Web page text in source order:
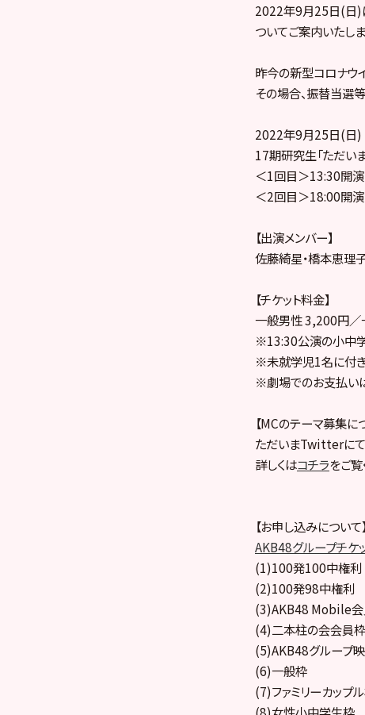
2022年9月25日(日)
ついてご案内いたしま
昨今の新型コロナウ
その場合、振替当選
2022年9月25日(日)
17期研究生「ただ
＜1回目＞13:30
＜2回目＞18:00
【出演メンバー】
佐藤綺星・橋本恵理
【チケット料金】
一般男性 3,200円
※13:30公演の小中
※未就学児1名に付き
※劇場でのお支払い
【MCのテーマ募集に
ただいまTwitterにて
詳しくはコチラをご覧
【お申し込みについて】
AKB48グループチケ
(1)100発100中権利
(2)100発98中権利
(3)AKB48 Mobile
(4)二本柱の会会員枠
(5)AKB48グループ
(6)一般枠
(7)ファミリーカップ
(8)女性小中学生枠